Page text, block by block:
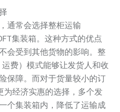
通常会选择整柜运输
集装箱。这种方式的优点
会受到其他货物的影响。整
费）模式能够让发货人和收
保障。而对于货量较小的订
为经济实惠的选择，多个发
个集装箱内，降低了运输成